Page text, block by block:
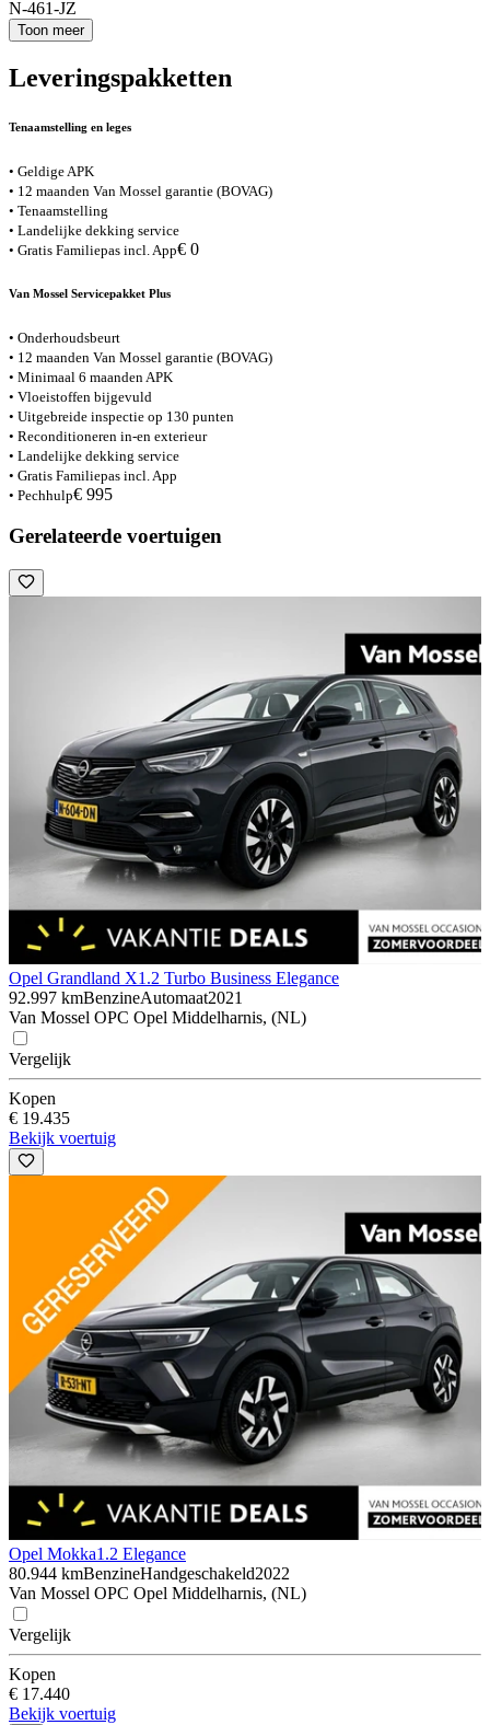
N-461-JZ
Toon meer
Leveringspakketten
Tenaamstelling en leges
• Geldige APK
• 12 maanden Van Mossel garantie (BOVAG)
• Tenaamstelling
• Landelijke dekking service
• Gratis Familiepas incl. App€ 0
Van Mossel Servicepakket Plus
• Onderhoudsbeurt
• 12 maanden Van Mossel garantie (BOVAG)
• Minimaal 6 maanden APK
• Vloeistoffen bijgevuld
• Uitgebreide inspectie op 130 punten
• Reconditioneren in-en exterieur
• Landelijke dekking service
• Gratis Familiepas incl. App
• Pechhulp€ 995
Gerelateerde voertuigen
Opel Grandland X1.2 Turbo Business Elegance
92.997 kmBenzineAutomaat2021
Van Mossel OPC Opel Middelharnis, (NL)
Vergelijk
Kopen
€ 19.435
Bekijk voertuig
Opel Mokka1.2 Elegance
80.944 kmBenzineHandgeschakeld2022
Van Mossel OPC Opel Middelharnis, (NL)
Vergelijk
Kopen
€ 17.440
Bekijk voertuig